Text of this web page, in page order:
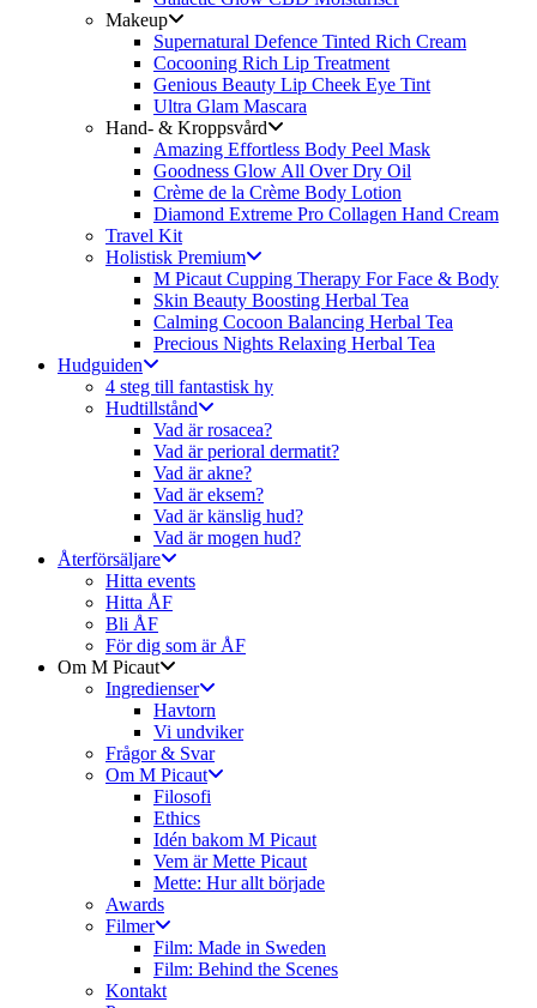
Makeup
Supernatural Defence Tinted Rich Cream
Cocooning Rich Lip Treatment
Genious Beauty Lip Cheek Eye Tint
Ultra Glam Mascara
Hand- & Kroppsvård
Amazing Effortless Body Peel Mask
Goodness Glow All Over Dry Oil
Crème de la Crème Body Lotion
Diamond Extreme Pro Collagen Hand Cream
Travel Kit
Holistisk Premium
M Picaut Cupping Therapy For Face & Body
Skin Beauty Boosting Herbal Tea
Calming Cocoon Balancing Herbal Tea
Precious Nights Relaxing Herbal Tea
Hudguiden
4 steg till fantastisk hy
Hudtillstånd
Vad är rosacea?
Vad är perioral dermatit?
Vad är akne?
Vad är eksem?
Vad är känslig hud?
Vad är mogen hud?
Återförsäljare
Hitta events
Hitta ÅF
Bli ÅF
För dig som är ÅF
Om M Picaut
Ingredienser
Havtorn
Vi undviker
Frågor & Svar
Om M Picaut
Filosofi
Ethics
Idén bakom M Picaut
Vem är Mette Picaut
Mette: Hur allt började
Awards
Filmer
Film: Made in Sweden
Film: Behind the Scenes
Kontakt